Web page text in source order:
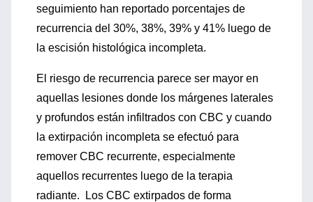
seguimiento han reportado porcentajes de
recurrencia del 30%, 38%, 39% y 41% luego de
la escisión histológica incompleta.
El riesgo de recurrencia parece ser mayor en
aquellas lesiones donde los márgenes laterales
y profundos están infiltrados con CBC y cuando
la extirpación incompleta se efectuó para
remover CBC recurrente, especialmente
aquellos recurrentes luego de la terapia
radiante. Los CBC extirpados de forma